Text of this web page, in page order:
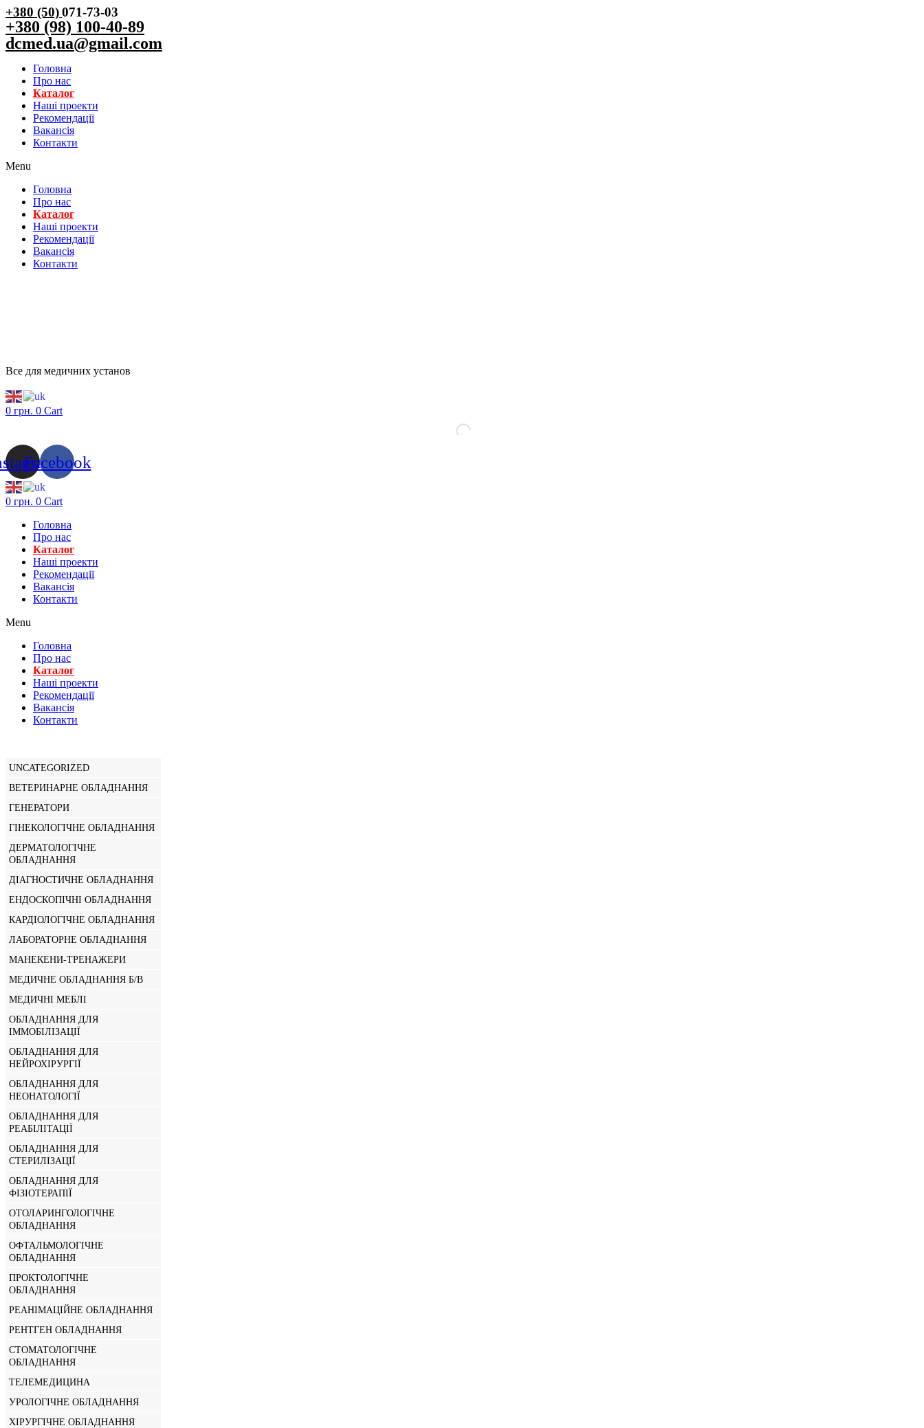
+380 (50)071-73-03
+380 (98) 100-40-89
dcmed.ua@gmail.com
Головна
Про нас
Каталог
Нашi проекти
Рекомендації
Вакансiя
Контакти
Menu
Головна
Про нас
Каталог
Нашi проекти
Рекомендації
Вакансiя
Контакти
Все для медичних установ
0 грн. 0 Cart
Facebook
0 грн. 0 Cart
Головна
Про нас
Каталог
Нашi проекти
Рекомендації
Вакансiя
Контакти
Menu
Головна
Про нас
Каталог
Нашi проекти
Рекомендації
Вакансiя
Контакти
UNCATEGORIZED
ВЕТЕРИНАРНЕ ОБЛАДНАННЯ
ГЕНЕРАТОРИ
ГІНЕКОЛОГІЧНЕ ОБЛАДНАННЯ
ДЕРМАТОЛОГІЧНЕ
ОБЛАДНАННЯ
ДІАГНОСТИЧНЕ ОБЛАДНАННЯ
ЕНДОСКОПІЧНІ ОБЛАДНАННЯ
КАРДІОЛОГІЧНЕ ОБЛАДНАННЯ
ЛАБОРАТОРНЕ ОБЛАДНАННЯ
МАНЕКЕНИ-ТРЕНАЖЕРИ
МЕДИЧНЕ ОБЛАДНАННЯ Б/В
МЕДИЧНІ МЕБЛІ
ОБЛАДНАННЯ ДЛЯ
ІММОБІЛІЗАЦІЇ
ОБЛАДНАННЯ ДЛЯ
НЕЙРОХІРУРГІЇ
ОБЛАДНАННЯ ДЛЯ
НЕОНАТОЛОГІЇ
ОБЛАДНАННЯ ДЛЯ
РЕАБІЛІТАЦІЇ
ОБЛАДНАННЯ ДЛЯ
СТЕРИЛІЗАЦІЇ
ОБЛАДНАННЯ ДЛЯ
ФІЗІОТЕРАПІЇ
ОТОЛАРИНГОЛОГІЧНЕ
ОБЛАДНАННЯ
ОФТАЛЬМОЛОГІЧНЕ
ОБЛАДНАННЯ
ПРОКТОЛОГІЧНЕ
ОБЛАДНАННЯ
РЕАНІМАЦІЙНЕ ОБЛАДНАННЯ
РЕНТГЕН ОБЛАДНАННЯ
СТОМАТОЛОГІЧНЕ
ОБЛАДНАННЯ
ТЕЛЕМЕДИЦИНА
УРОЛОГІЧНЕ ОБЛАДНАННЯ
ХІРУРГІЧНЕ ОБЛАДНАННЯ